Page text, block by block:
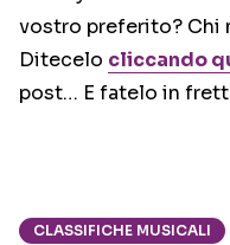
vostro preferito? Chi
Ditecelo cliccando
post… E fatelo in
CLASSIFICHE MUSICALI